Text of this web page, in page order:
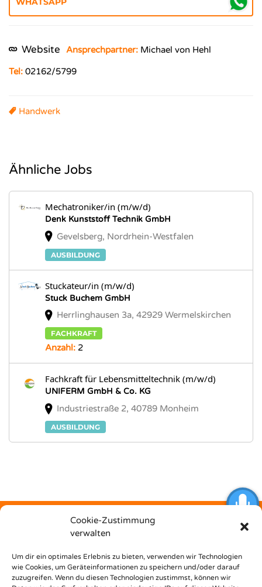
Cookie-Zustimmung
verwalten
Um dir ein optimales Erlebnis zu bieten, verwenden wir Technologien
wie Cookies, um Geräteinformationen zu speichern und/oder darauf
zuzugreifen. Wenn du diesen Technologien zustimmst, können wir
Website Ansprechpartner: Michael von Hehl
Tel: 02162/5799
Handwerk
Ähnliche Jobs
Mechatroniker/in (m/w/d)
Denk Kunststoff Technik GmbH
Gevelsberg, Nordrhein-Westfalen
AUSBILDUNG
Stuckateur/in (m/w/d)
Stuck Buchem GmbH
Herrlinghausen 3a, 42929 Wermelskirchen
FACHKRAFT
Anzahl: 2
Fachkraft für Lebensmitteltechnik (m/w/d)
UNIFERM GmbH & Co. KG
Industriestraße 2, 40789 Monheim
AUSBILDUNG
unterstützt dich Nest Bildungsbar bei deinem Weg in den